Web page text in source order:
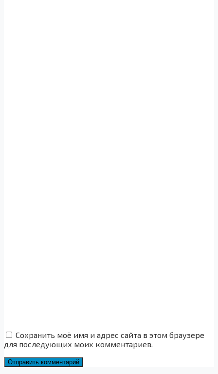
Сохранить моё имя и адрес сайта в этом браузере
для последующих моих комментариев.